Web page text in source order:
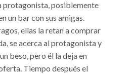
protagonista, posiblemente
un bar con sus amigas.
ellas la retan a comprar
se acerca al protagonista y
beso, pero él la deja en
Tiempo después el